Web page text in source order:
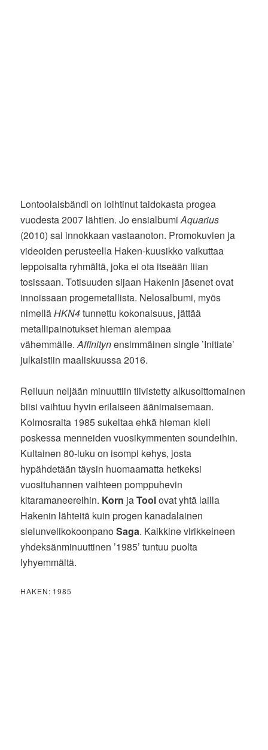
Lontoolaisbändi on loihtinut taidokasta progea
vuodesta 2007 lähtien. Jo ensialbumiAquarius
(2010) sai innokkaan vastaanoton. Promokuvien ja
videoiden perusteella Haken-kuusikko vaikuttaa
leppoisalta ryhmältä, joka ei ota itseään liian
tosissaan. Totisuuden sijaan Hakenin jäsenet ovat
innoissaan progemetallista. Nelosalbumi, myös
nimelläHKN4tunnettu kokonaisuus, jättää
metallipainotukset hieman aiempaa
vähemmälle.Affinitynensimmäinen single ’Initiate’
julkaistiin maaliskuussa 2016.
Reiluun neljään minuuttiin tiivistetty alkusoittomainen
biisi vaihtuu hyvin erilaiseen äänimaisemaan.
Kolmosraita 1985 sukeltaa ehkä hieman kieli
poskessa menneiden vuosikymmenten soundeihin.
Kultainen 80-luku on isompi kehys, josta
hypähdetään täysin huomaamatta hetkeksi
vuosituhannen vaihteen pomppuhevin
kitaramaneereihin. Korn jaToolovat yhtä lailla
Hakenin lähteitä kuin progen kanadalainen
sielunvelikokoonpanoSaga. Kaikkine virikkeineen
yhdeksänminuuttinen ’1985’ tuntuu puolta
lyhyemmältä.
HAKEN: 1985